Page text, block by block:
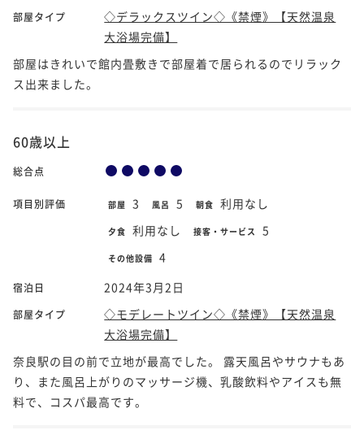
部屋タイプ
◇デラックスツイン◇《禁煙》【天然温泉
大浴場完備】
部屋はきれいで館内畳敷きで部屋着で居られるのでリラック
ス出来ました。
60歳以上
総合点
項目別評価 部屋 3 風呂 5 朝食 利用なし
夕食 利用なし 接客・サービス 5
その他設備 4
宿泊日 2024年3月2日
部屋タイプ
◇モデレートツイン◇《禁煙》【天然温泉
大浴場完備】
奈良駅の目の前で立地が最高でした。 露天風呂やサウナもあ
り、また風呂上がりのマッサージ機、乳酸飲料やアイスも無
料で、コスパ最高です。